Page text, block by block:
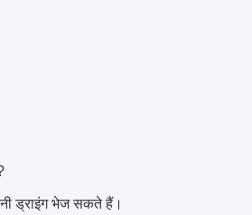
ड्राइंग भेज सकते हैं।